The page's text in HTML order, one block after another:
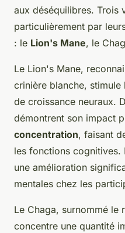
aux déséquilibres. Trois
particulièrement par
: le Lion's Mane, le
Le Lion's Mane,
crinière blanche,
de croissance neuraux.
démontrent son impact
concentration, faisant
les fonctions cognitives.
une amélioration
mentales chez les
Le Chaga, surnommé le
concentre une quantité